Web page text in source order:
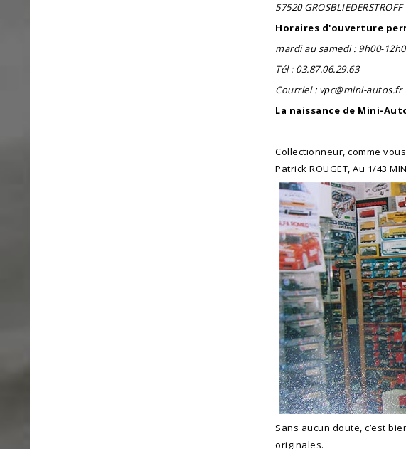
57520 GROSBLIEDERSTROFF
Horaires d'ouverture
mardi au samedi : 9h00-
Tél : 03.87.06.29.63
Courriel : vpc@mini-autos.fr
La naissance de Mini-
Collectionneur, comme
Patrick ROUGET, Au 1/43
Sans aucun doute, c’est
originales.